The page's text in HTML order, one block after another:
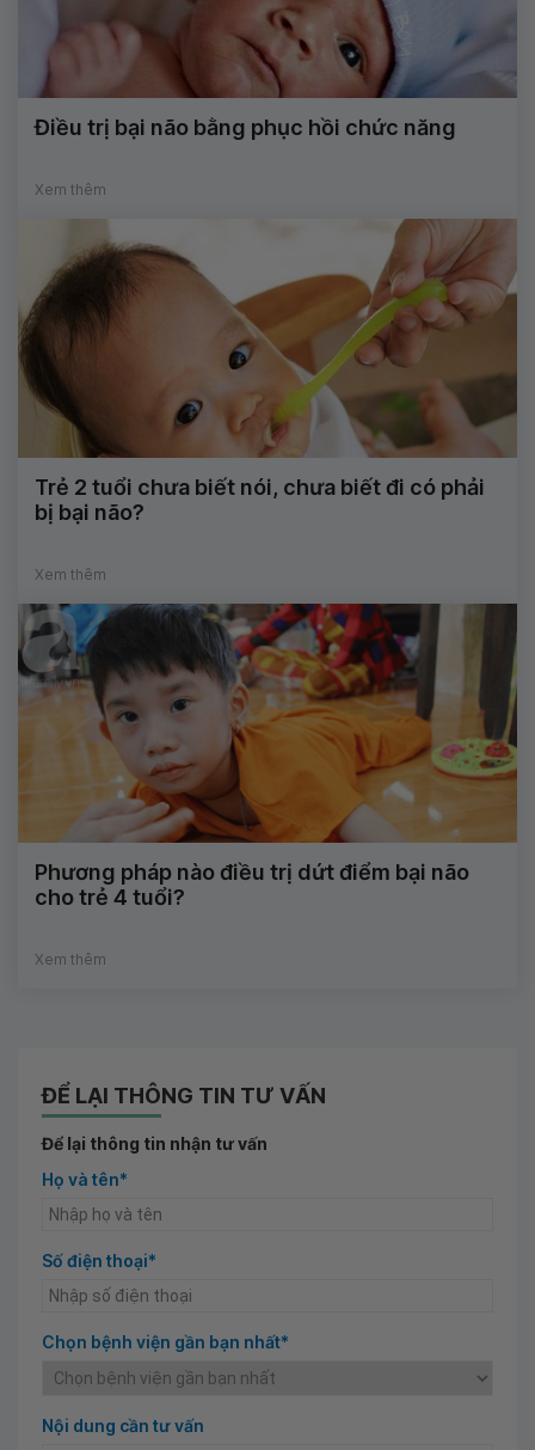
Điều trị bại não bằng phục hồi chức năng
Xem thêm
Trẻ 2 tuổi chưa biết nói, chưa biết đi có phải
bị bại não?
Xem thêm
Phương pháp nào điều trị dứt điểm bại não
cho trẻ 4 tuổi?
Xem thêm
ĐỂ LẠI THÔNG TIN TƯ VẤN
Để lại thông tin nhận tư vấn
Họ và tên*
Số điện thoại*
Chọn bệnh viện gần bạn nhất*
Nội dung cần tư vấn